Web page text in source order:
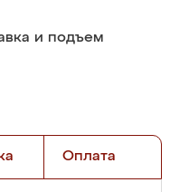
и подъем
Оплата